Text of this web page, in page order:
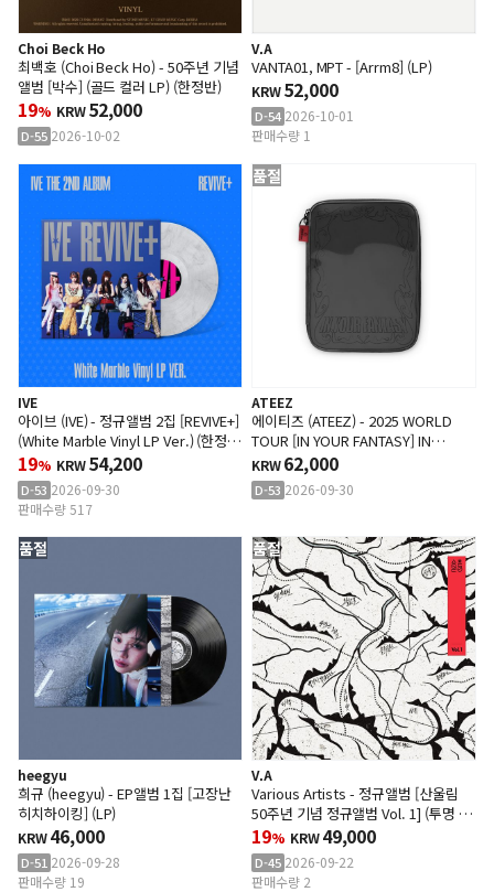
Choi Beck Ho
최백호 (Choi Beck Ho) - 50주년 기념
앨범 [박수] (골드 컬러 LP) (한정반)
19% KRW52,000
D-55 2026-10-02
V.A
VANTA01, MPT - [Arrm8] (LP)
KRW52,000
D-54 2026-10-01
판매수량 1
IVE
아이브 (IVE) - 정규앨범 2집 [REVIVE+]
(White Marble Vinyl LP Ver.) (한정
반)
19% KRW54,200
D-53 2026-09-30
판매수량 517
품절
ATEEZ
에이티즈 (ATEEZ) - 2025 WORLD
TOUR [IN YOUR FANTASY] IN
INCHEON PLAYCODE
KRW62,000
D-53 2026-09-30
품절
heegyu
희규 (heegyu) - EP앨범 1집 [고장난
히치하이킹] (LP)
KRW46,000
D-51 2026-09-28
판매수량 19
품절
V.A
Various Artists - 정규앨범 [산울림
50주년 기념 정규앨범 Vol. 1] (투명 레
드 컬러 LP)
19% KRW49,000
D-45 2026-09-22
판매수량 2